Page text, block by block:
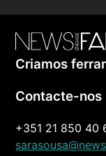
Criamos
Contacte-nos
+351 21 850 40